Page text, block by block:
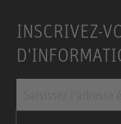
INSCRIVEZ-